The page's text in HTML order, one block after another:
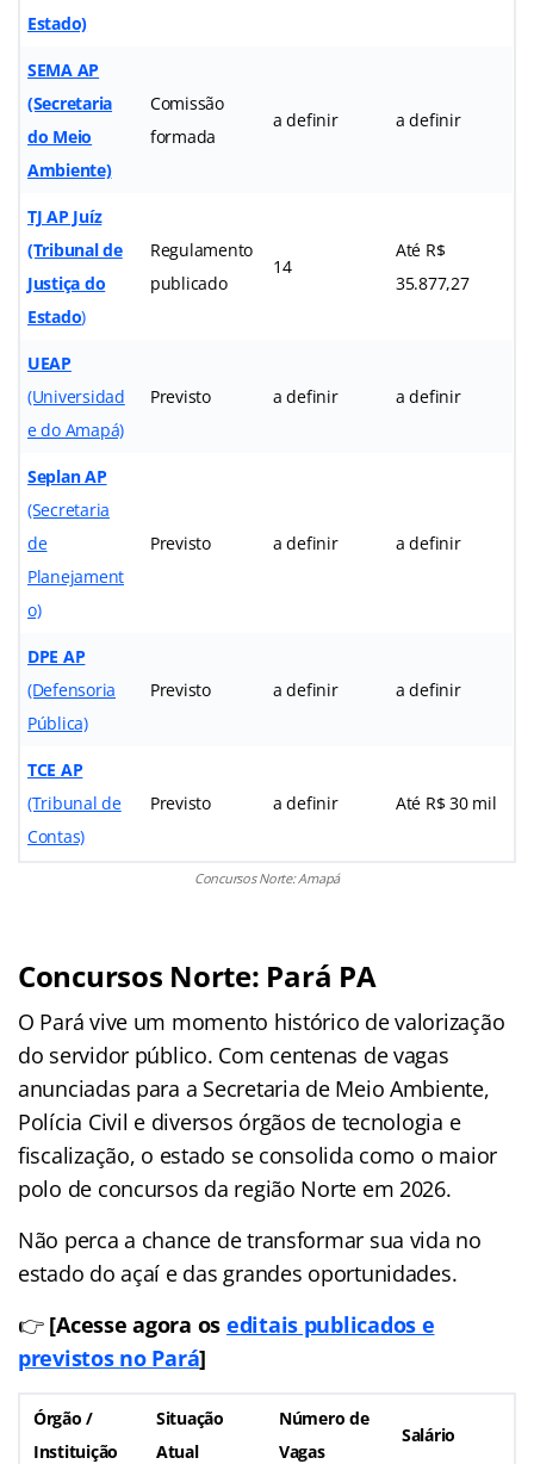
Estado)
SEMA AP
(Secretaria
do Meio
Ambiente)
Comissão
formada
a definir a definir
TJ AP Juíz
(Tribunal de
Justiça do
Estado)
Regulamento
publicado
14
Até R$
35.877,27
UEAP
(Universidad
e do Amapá)
Previsto a definir a definir
Seplan AP
(Secretaria
de
Planejament
o)
Previsto a definir a definir
DPE AP
(Defensoria
Pública)
Previsto a definir a definir
TCE AP
(Tribunal de
Contas)
Previsto a definir Até R$ 30 mil
Concursos Norte: Amapá
Concursos Norte: Pará PA
O Pará vive um momento histórico de valorização
do servidor público. Com centenas de vagas
anunciadas para a Secretaria de Meio Ambiente,
Polícia Civil e diversos órgãos de tecnologia e
fiscalização, o estado se consolida como o maior
polo de concursos da região Norte em 2026.
Não perca a chance de transformar sua vida no
estado do açaí e das grandes oportunidades.
👉 [Acesse agora os editais publicados e
previstos no Pará]
Órgão /
Instituição
Situação
Atual
Número de
Vagas
Salário